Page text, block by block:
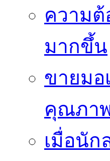
ความต้
มากขึ้น
ขายมอ
คุณภา
เมื่อนัก